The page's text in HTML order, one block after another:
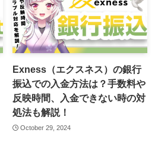
Exness（エクスネス）の銀行
振込での入金方法は？手数料や
反映時間、入金できない時の対
処法も解説！
October 29, 2024